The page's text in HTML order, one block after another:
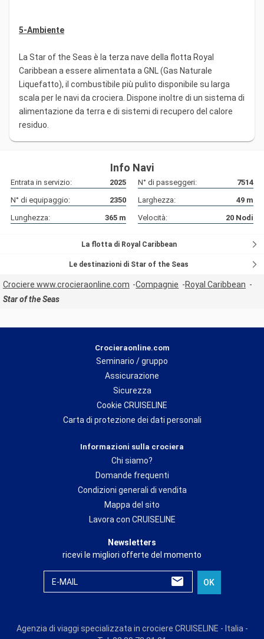
5-Ambiente
La Star of the Seas è la terza nave della flotta Royal
Caribbean a essere alimentata a GNL (Gas Naturale
Liquefatto), il combustibile più pulito disponibile su larga
scala per le navi da crociera. Dispone inoltre di un sistema di
alimentazione da terra e di sistemi di recupero del calore
residuo.
Info Navi
Entrata in servizio: 2025 N° di passeggeri:
7514
N° di equipaggio:
2350 Larghezza: 49 m
Lunghezza:
365 m Velocità: 20 Nodi
La flotta di Royal Caribbean
Le destinazioni di Star of the Seas
Crociere www.crocieraonline.com Compagnie
Royal Caribbean
Star of the Seas
Crocieraonline.com
Seminario / gruppo
Assicurazione
Sicurezza
Cookie CRUISELINE
Carta di protezione dei dati personali
Informazioni sulla crociera
Chi siamo?
Domande frequenti
Condizioni generali di vendita
Mappa del sito
Lavora con CRUISELINE
Newsletters
ricevi le migliori offerte del momento
E-MAIL OK
Agenzia di viaggi specializzata in crociere CRUISELINE - Italia -